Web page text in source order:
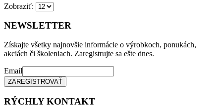
si
môžete
vybrať
na
stránke
Zobraziť:
NEWSLETTER
Získajte všetky najnovšie informácie o výrobkoch, ponukách,
akciách či školeniach. Zaregistrujte sa ešte dnes.
Email
RÝCHLY KONTAKT